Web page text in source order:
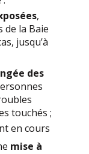
,
de la Baie
jusqu’à
des
touchés ;
en cours
mise à